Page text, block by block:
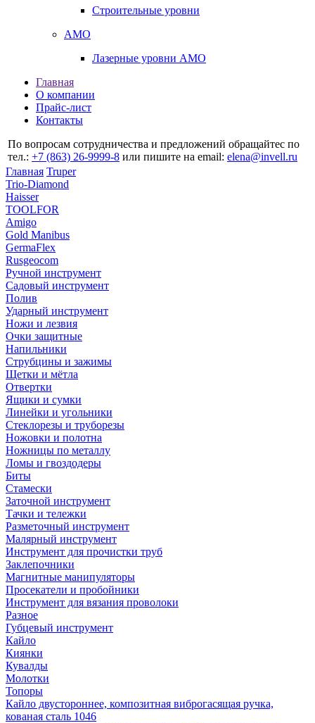
Строительные уровни
AMO
Лазерные уровни AMO
Главная
О компании
Прайс-лист
Контакты
По вопросам сотрудничества и предложений обращайтес по
тел.: +7 (863) 26‐9999‐8 или пишите на email: elena@invell.ru
Главная Truper
Trio-Diamond
Haisser
TOOLFOR
Amigo
Gold Manibus
GermaFlex
Rusgeocom
Ручной инструмент
Садовый инструмент
Полив
Ударный инструмент
Ножи и лезвия
Очки защитные
Напильники
Струбцины и зажимы
Щетки и мётла
Отвертки
Ящики и сумки
Линейки и угольники
Стеклорезы и труборезы
Ножовки и полотна
Ножницы по металлу
Ломы и гвоздодеры
Биты
Стамески
Заточной инструмент
Тачки и тележки
Разметочный инструмент
Малярный инструмент
Инструмент для прочистки труб
Заклепочники
Магнитные манипуляторы
Просекатели и пробойники
Инструмент для вязания проволоки
Разное
Губцевый инструмент
Кайло
Киянки
Кувалды
Молотки
Топоры
Кайло двустороннее, композитная виброгасящая ручка,
кованая сталь 1046